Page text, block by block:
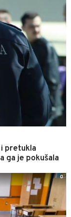
pretukla
ga je pokušala
0